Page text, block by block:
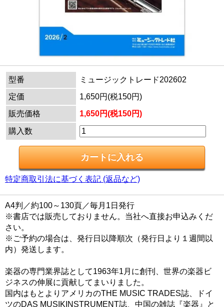
型番
ミュージックトレード202602
定価
1,650円(税150円)
販売価格
1,650円(税150円)
購入数
特定商取引法に基づく表記 (返品など)
A4判／約100～130頁／毎月1日発行
※書店では販売しておりません。当社へ直接お申込みくだ
さい。
※ご予約の場合は、発行日以降順次（発行日より１週間以
内）発送します。
楽器の専門業界誌として1963年1月に創刊、世界の楽器ビ
ジネスの伸展に貢献してまいりました。
国内はもとよりアメリカのTHE MUSIC TRADES誌、ドイ
ツのDAS MUSIKINSTRUMENT誌、中国の雑誌『楽器』と